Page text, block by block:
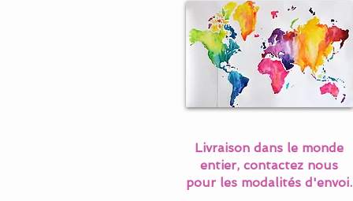
Livraison dans le monde
entier, contactez nous
pour les modalités d'envoi.